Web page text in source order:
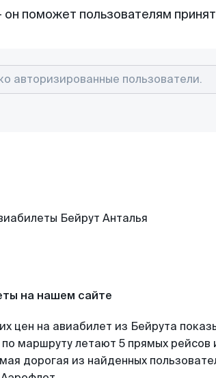
поможет пользователям
на нашем сайте
цен на авиабилет из Бейрута
маршруту летают 5 прямых рейсов
дорогая из найденных